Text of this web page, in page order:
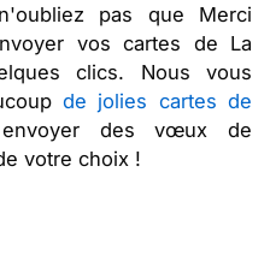
pas que Merci
vos cartes de La
clics. Nous vous
de jolies cartes de
des vœux de
votre choix !